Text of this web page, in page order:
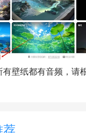
壁纸都有音频，请
荐